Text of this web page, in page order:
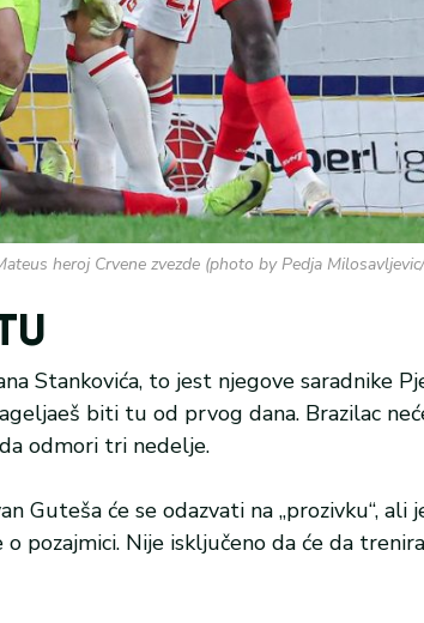
heroj Crvene zvezde (photo by Pedja
Stankovića, to jest njegove saradnike
biti tu od prvog dana. Brazilac
odmori tri nedelje.
Guteša će se odazvati na „prozivku“, ali
pozajmici. Nije isključeno da će da